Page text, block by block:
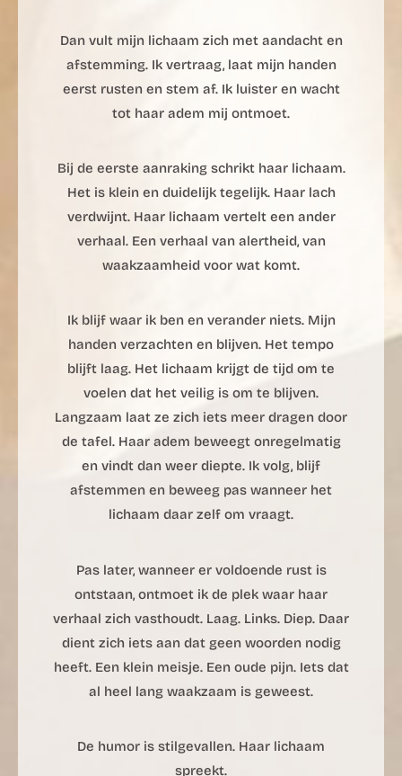
Dan vult mijn lichaam zich met aandacht en
afstemming. Ik vertraag, laat mijn handen
eerst rusten en stem af. Ik luister en wacht
tot haar adem mij ontmoet.
Bij de eerste aanraking schrikt haar lichaam.
Het is klein en duidelijk tegelijk. Haar lach
verdwijnt. Haar lichaam vertelt een ander
verhaal. Een verhaal van alertheid, van
waakzaamheid voor wat komt.
Ik blijf waar ik ben en verander niets. Mijn
handen verzachten en blijven. Het tempo
blijft laag. Het lichaam krijgt de tijd om te
voelen dat het veilig is om te blijven.
Langzaam laat ze zich iets meer dragen door
de tafel. Haar adem beweegt onregelmatig
en vindt dan weer diepte. Ik volg, blijf
afstemmen en beweeg pas wanneer het
lichaam daar zelf om vraagt.
Pas later, wanneer er voldoende rust is
ontstaan, ontmoet ik de plek waar haar
verhaal zich vasthoudt. Laag. Links. Diep. Daar
dient zich iets aan dat geen woorden nodig
heeft. Een klein meisje. Een oude pijn. Iets dat
al heel lang waakzaam is geweest.
De humor is stilgevallen. Haar lichaam
spreekt.